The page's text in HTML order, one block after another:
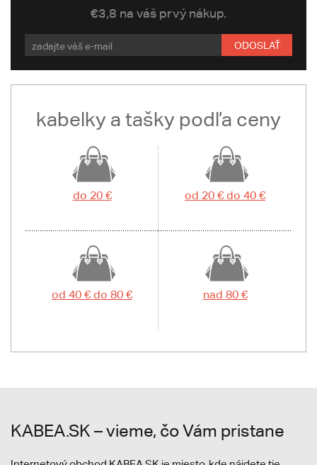
€3,8 na váš prvý nákup.
ODOSLAŤ
kabelky a tašky podľa ceny
do 20 € od 20 € do 40 €
od 40 € do 80 € nad 80 €
KABEA.SK – vieme, čo Vám pristane